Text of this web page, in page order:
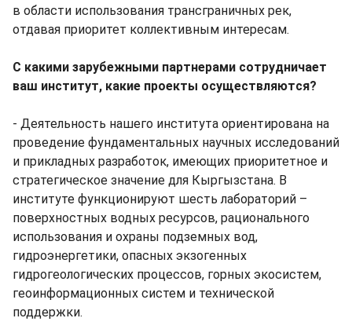
в области использования трансграничных рек,
отдавая приоритет коллективным интересам.
С какими зарубежными партнерами сотрудничает
ваш институт, какие проекты осуществляются?
- Деятельность нашего института ориентирована на
проведение фундаментальных научных исследований
и прикладных разработок, имеющих приоритетное и
стратегическое значение для Кыргызстана. В
институте функционируют шесть лабораторий –
поверхностных водных ресурсов, рационального
использования и охраны подземных вод,
гидроэнергетики, опасных экзогенных
гидрогеологических процессов, горных экосистем,
геоинформационных систем и технической
поддержки.